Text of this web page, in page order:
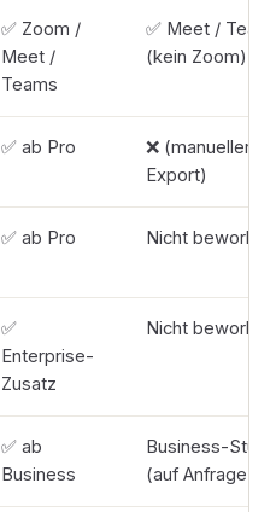
✅ Zoom /
Meet /
Teams
✅ Meet /
(kein Zoom)
✅ ab Pro
❌ (manueller
Export)
✅ ab Pro Nicht
✅
Enterprise-
Zusatz
Nicht
✅ ab
Business
Business-Stufe
(auf Anfrage)